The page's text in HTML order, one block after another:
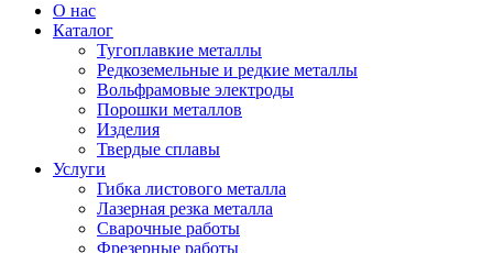
О нас
Каталог
Тугоплавкие металлы
Редкоземельные и редкие металлы
Вольфрамовые электроды
Порошки металлов
Изделия
Твердые сплавы
Услуги
Гибка листового металла
Лазерная резка металла
Сварочные работы
Фрезерные работы